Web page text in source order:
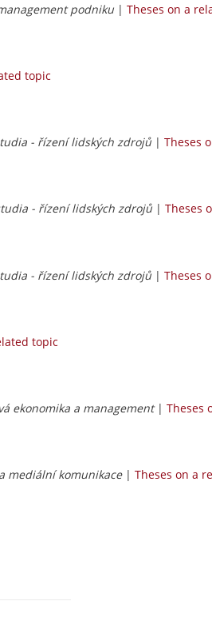
podniku | Theses on a
topic
- řízení lidských zdrojů | Theses
- řízení lidských zdrojů | Theses
- řízení lidských zdrojů | Theses
topic
ekonomika a management| Theses
mediální komunikace| Theses on a